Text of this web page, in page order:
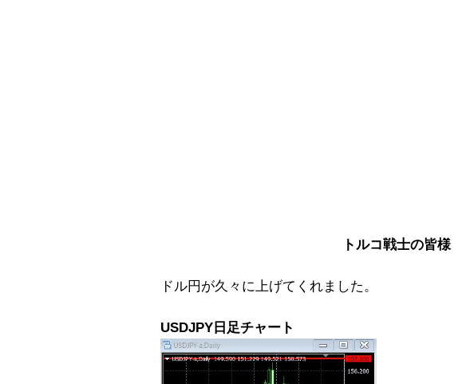
トルコ戦士の皆様
ドル円が久々に上げてくれました。
USDJPY日足チャート